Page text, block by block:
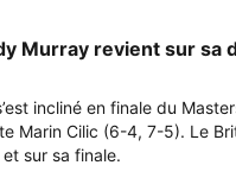
Murray revient sur sa
incliné en finale du
Marin Cilic (6-4, 7-5). Le
sur sa finale.